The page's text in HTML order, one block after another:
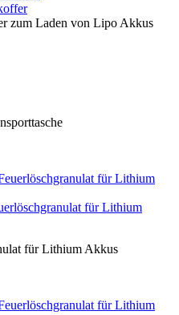
zum Laden von Lipo Akkus
für Lithium
für Lithium Akkus